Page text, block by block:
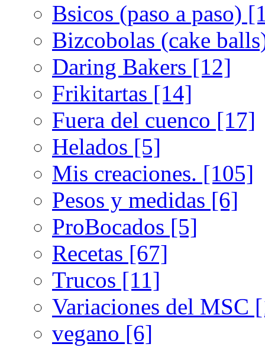
Bsicos (paso a paso)
Bizcobolas (cake
Daring Bakers [12]
Frikitartas [14]
Fuera del cuenco [17]
Helados [5]
Mis creaciones. [105]
Pesos y medidas [6]
ProBocados [5]
Recetas [67]
Trucos [11]
Variaciones del MSC
vegano [6]